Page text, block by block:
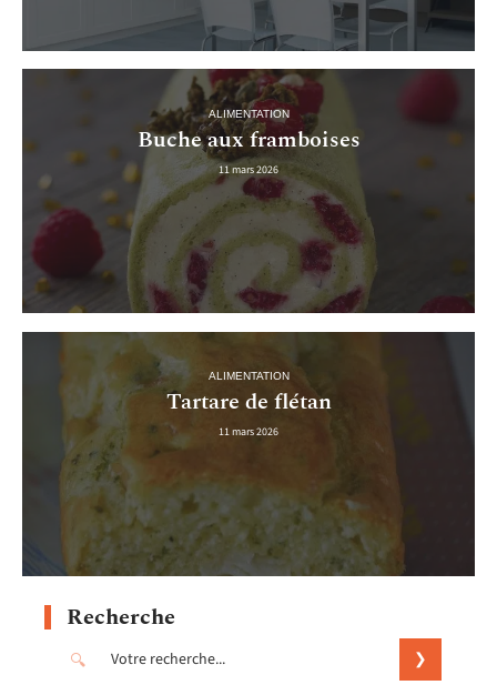
ALIMENTATION
Buche aux framboises
11 mars 2026
ALIMENTATION
Tartare de flétan
11 mars 2026
Recherche